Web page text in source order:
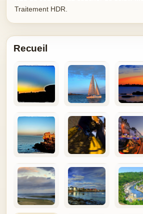
Traitement HDR.
Recueil